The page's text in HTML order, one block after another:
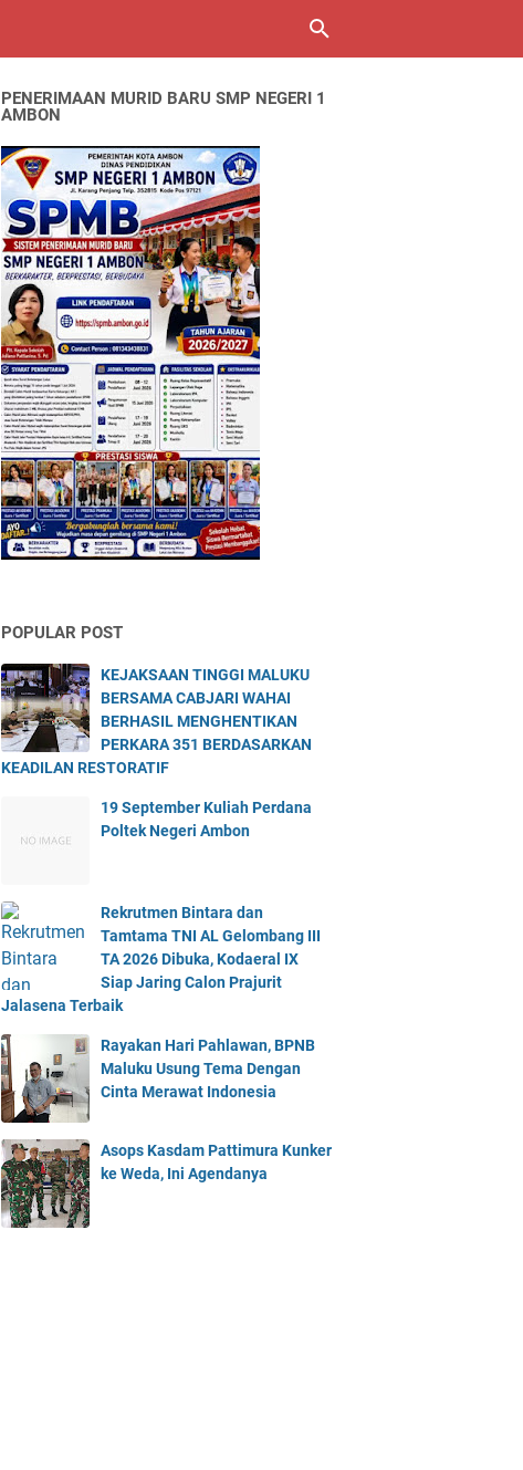
PENERIMAAN MURID BARU SMP NEGERI 1
AMBON
POPULAR POST
KEJAKSAAN TINGGI MALUKU
BERSAMA CABJARI WAHAI
BERHASIL MENGHENTIKAN
PERKARA 351 BERDASARKAN
KEADILAN RESTORATIF
19 September Kuliah Perdana
Poltek Negeri Ambon
Rekrutmen Bintara dan
Tamtama TNI AL Gelombang III
TA 2026 Dibuka, Kodaeral IX
Siap Jaring Calon Prajurit
Jalasena Terbaik
Rayakan Hari Pahlawan, BPNB
Maluku Usung Tema Dengan
Cinta Merawat Indonesia
Asops Kasdam Pattimura Kunker
ke Weda, Ini Agendanya